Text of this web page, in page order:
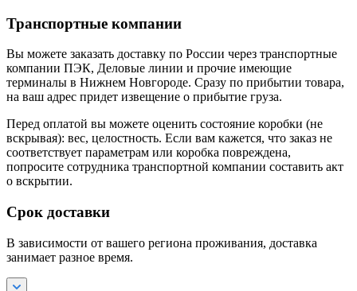
Транспортные компании
Вы можете заказать доставку по России через транспортные
компании ПЭК, Деловые линии и прочие имеющие
терминалы в Нижнем Новгороде. Сразу по прибытии товара,
на ваш адрес придет извещение о прибытие груза.
Перед оплатой вы можете оценить состояние коробки (не
вскрывая): вес, целостность. Если вам кажется, что заказ не
соответствует параметрам или коробка повреждена,
попросите сотрудника транспортной компании составить акт
о вскрытии.
Срок доставки
В зависимости от вашего региона проживания, доставка
занимает разное время.